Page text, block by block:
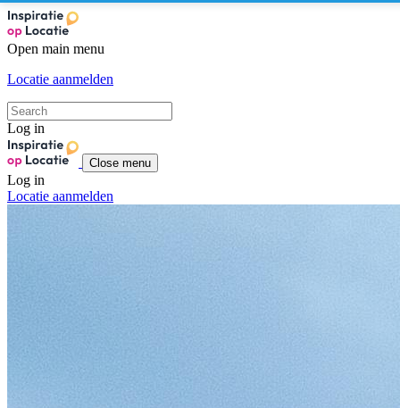
Open main menu
Locatie aanmelden
Log in
Close menu
Log in
Locatie aanmelden